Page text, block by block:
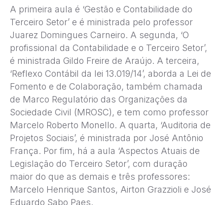
A primeira aula é ‘Gestão e Contabilidade do
Terceiro Setor’ e é ministrada pelo professor
Juarez Domingues Carneiro. A segunda, ‘O
profissional da Contabilidade e o Terceiro Setor’,
é ministrada Gildo Freire de Araújo. A terceira,
‘Reflexo Contábil da lei 13.019/14’, aborda a Lei de
Fomento e de Colaboração, também chamada
de Marco Regulatório das Organizações da
Sociedade Civil (MROSC), e tem como professor
Marcelo Roberto Monello. A quarta, ‘Auditoria de
Projetos Sociais’, é ministrada por José Antônio
França. Por fim, há a aula ‘Aspectos Atuais de
Legislação do Terceiro Setor’, com duração
maior do que as demais e três professores:
Marcelo Henrique Santos, Airton Grazzioli e José
Eduardo Sabo Paes.